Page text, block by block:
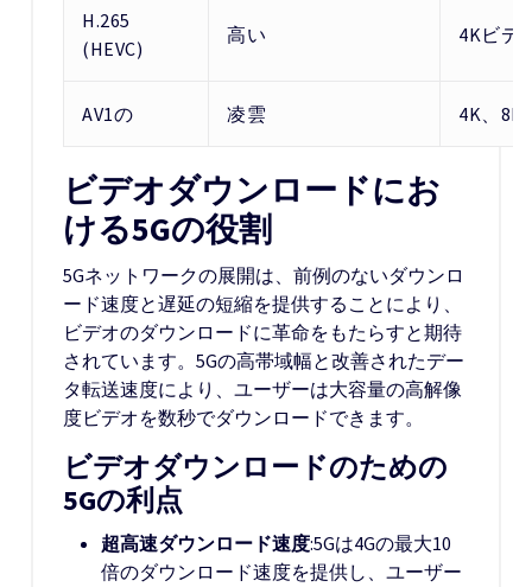
H.265
(HEVC)
高い 4Kビデ
AV1の 凌雲 4K、8K
ビデオダウンロードにお
ける5Gの役割
5Gネットワークの展開は、前例のないダウンロ
ード速度と遅延の短縮を提供することにより、
ビデオのダウンロードに革命をもたらすと期待
されています。5Gの高帯域幅と改善されたデー
タ転送速度により、ユーザーは大容量の高解像
度ビデオを数秒でダウンロードできます。
ビデオダウンロードのための
5Gの利点
超高速ダウンロード速度:5Gは4Gの最大10
倍のダウンロード速度を提供し、ユーザー